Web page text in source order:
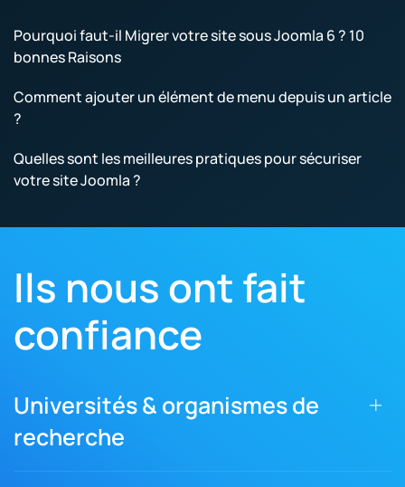
Pourquoi faut-il Migrer votre site sous Joomla 6 ? 10
bonnes Raisons
Comment ajouter un élément de menu depuis un article
?
Quelles sont les meilleures pratiques pour sécuriser
votre site Joomla ?
Ils nous ont fait
confiance
Universités & organismes de
recherche